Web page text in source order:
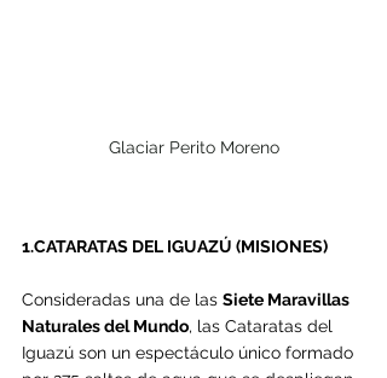
Glaciar Perito Moreno
1.CATARATAS DEL IGUAZÚ (MISIONES)
Consideradas una de las Siete Maravillas
Naturales del Mundo, las Cataratas del
Iguazú son un espectáculo único formado